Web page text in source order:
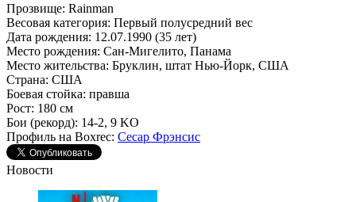
Прозвище: Rainman
Весовая категория: Первый полусредний вес
Дата рождения: 12.07.1990 (35 лет)
Место рождения: Сан-Мигелито, Панама
Место жительства: Бруклин, штат Нью-Йорк, США
Страна: США
Боевая стойка: правша
Рост: 180 см
Бои (рекорд): 14-2, 9 KO
Профиль на Boxrec: Сесар Фрэнсис
Новости